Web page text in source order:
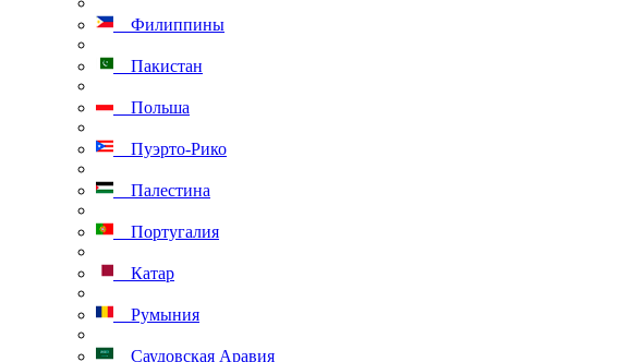
Филиппины
Пакистан
Польша
Пуэрто-Рико
Палестина
Португалия
Катар
Румыния
Саудовская Аравия